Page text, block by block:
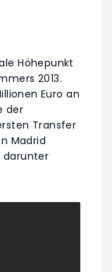
Höhepunkt
2013.
Euro an
der
Transfer
Madrid
darunter